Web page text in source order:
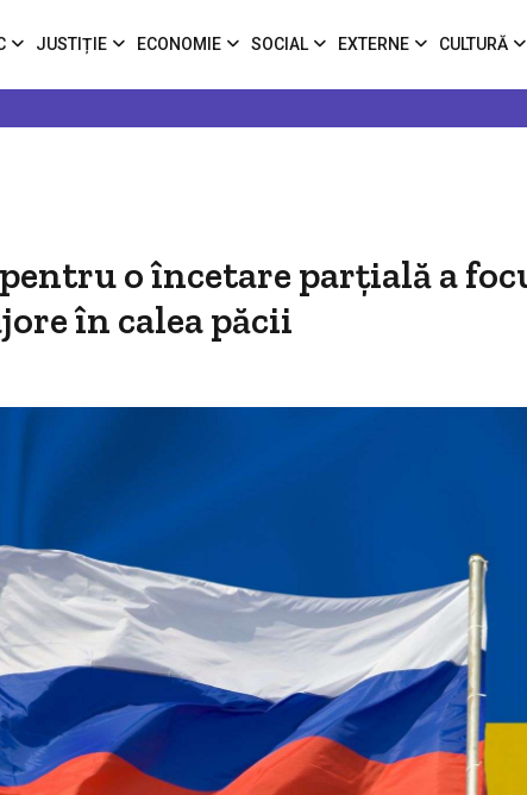
JUSTIȚIE ECONOMIE SOCIAL EXTERNE CULTURĂ
o încetare parțială a
în calea păcii